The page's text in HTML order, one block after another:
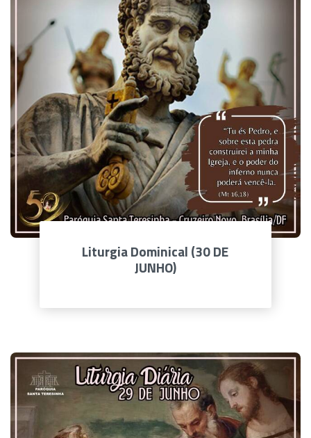
Liturgia Dominical (30 DE
JUNHO)